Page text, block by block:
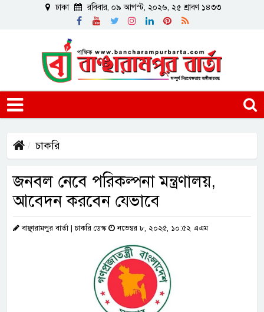
ঢাকা রবিবার, ০৯ আগস্ট, ২০২৬, ২৫ শ্রাবণ ১৪৩৩
চাকরি
জনবল নেবে পরিকল্পনা মন্ত্রণালয়,
আবেদন করবেন যেভাবে
বাঞ্ছারামপুর বার্তা | চাকরি ডেস্ক নভেম্বর ৮, ২০২৫, ১০:৫২ এএম